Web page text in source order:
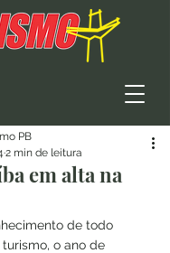
em alta na
PB
2 min de leitura
de todo
o ano de